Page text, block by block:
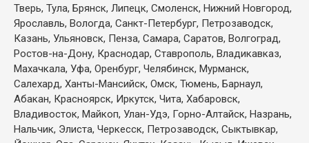
Тверь, Тула, Брянск, Липецк, Смоленск, Нижний Новгород,
Ярославль, Вологда, Санкт-Петербург, Петрозаводск,
Казань, Ульяновск, Пенза, Самара, Саратов, Волгоград,
Ростов-на-Дону, Краснодар, Ставрополь, Владикавказ,
Махачкала, Уфа, Оренбург, Челябинск, Мурманск,
Салехард, Ханты-Мансийск, Омск, Тюмень, Барнаул,
Абакан, Красноярск, Иркутск, Чита, Хабаровск,
Владивосток, Майкоп, Улан-Удэ, Горно-Алтайск, Назрань,
Нальчик, Элиста, Черкесск, Петрозаводск, Сыктывкар,